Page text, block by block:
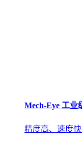
Mech-Eye 工业
精度高、速度